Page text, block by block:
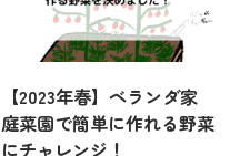
【2023年春】ベランダ家
庭菜園で簡単に作れる野菜
にチャレンジ！